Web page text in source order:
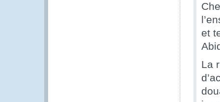
et
La